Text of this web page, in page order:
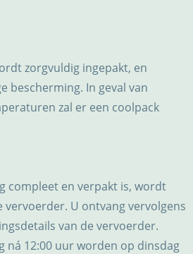
zorgvuldig ingepakt, en
bescherming. In geval van
zal er een coolpack
compleet en verpakt is, wordt
vervoerder. U ontvang vervolgens
van de vervoerder.
ná 12:00 uur worden op dinsdag